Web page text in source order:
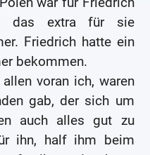
das extra für sie
Friedrich hatte ein
bekommen.
voran ich, waren
gab, der sich um
auch alles gut zu
ihn, half ihm beim